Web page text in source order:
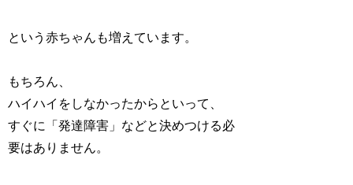
という赤ちゃんも増えています。
もちろん、
ハイハイをしなかったからといって、
すぐに「発達障害」などと決めつける必
要はありません。